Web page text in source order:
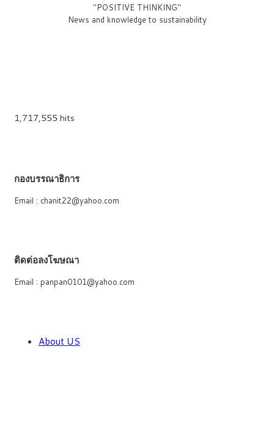
"POSITIVE THINKING"
News and knowledge to sustainability
1,717,555 hits
กองบรรณาธิการ
Email : chanit22@yahoo.com
ติดต่อลงโฆษณา
Email : panpan0101@yahoo.com
About US